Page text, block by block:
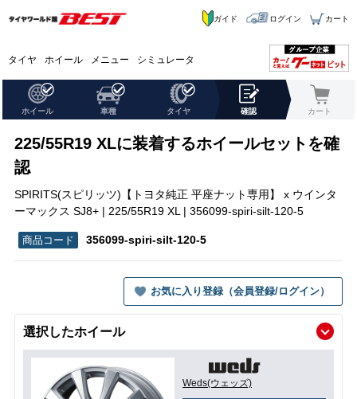
タイヤ ホイール メニュー シミュレータ
ガイド ログイン カート
ホイール 車種 タイヤ 確認 カート
225/55R19 XLに装着するホイールセットを確
認
SPIRITS(スピリッツ)【トヨタ純正 平座ナット専用】 x ウインタ
ーマックス SJ8+ | 225/55R19 XL | 356099-spiri-silt-120-5
356099-spiri-silt-120-5
お気に入り登録（会員登録/ログイン）
選択したホイール
Weds(ウェッズ)